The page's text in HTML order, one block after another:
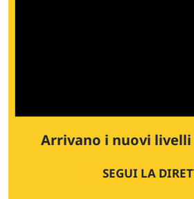
Arrivano i nuovi
SEGUI LA